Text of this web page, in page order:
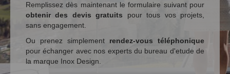
Remplissez dès maintenant le formulaire suivant pour
obtenir des devis gratuits pour tous vos projets,
sans engagement.
Ou prenez simplement rendez-vous téléphonique
pour échanger avec nos experts du bureau d'etude de
la marque Inox Design.